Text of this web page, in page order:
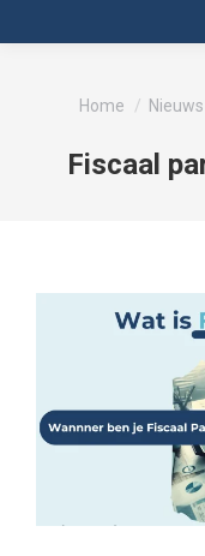
Fiscaal
Je bent hier:
Home Nieuws